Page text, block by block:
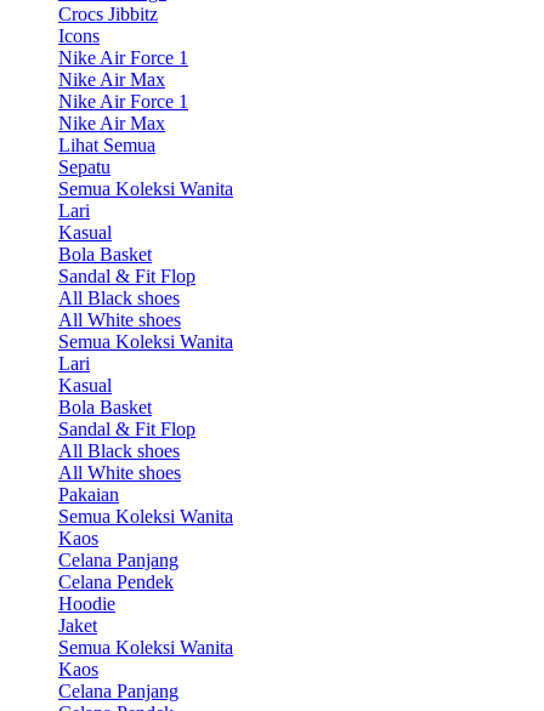
Crocs Jibbitz
Icons
Nike Air Force 1
Nike Air Max
Nike Air Force 1
Nike Air Max
Lihat Semua
Sepatu
Semua Koleksi Wanita
Lari
Kasual
Bola Basket
Sandal & Fit Flop
All Black shoes
All White shoes
Semua Koleksi Wanita
Lari
Kasual
Bola Basket
Sandal & Fit Flop
All Black shoes
All White shoes
Pakaian
Semua Koleksi Wanita
Kaos
Celana Panjang
Celana Pendek
Hoodie
Jaket
Semua Koleksi Wanita
Kaos
Celana Panjang